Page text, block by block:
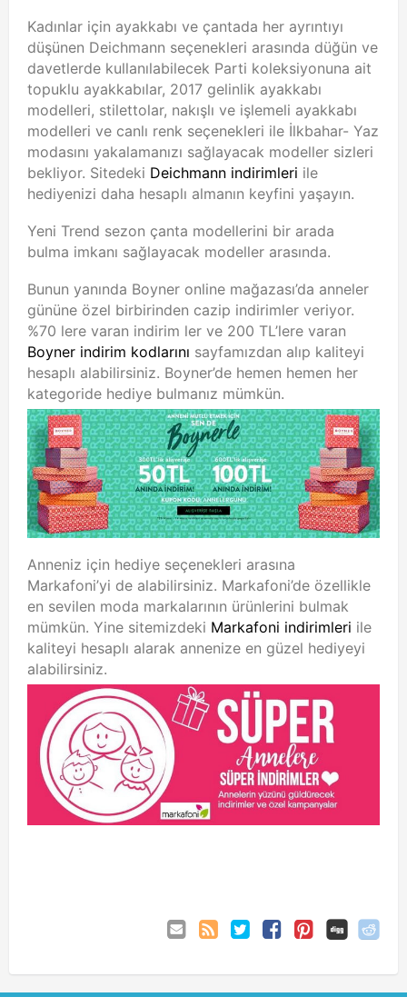
Kadınlar için ayakkabı ve çantada her ayrıntıyı
düşünen Deichmann seçenekleri arasında düğün ve
davetlerde kullanılabilecek Parti koleksiyonuna ait
topuklu ayakkabılar, 2017 gelinlik ayakkabı
modelleri, stilettolar, nakışlı ve işlemeli ayakkabı
modelleri ve canlı renk seçenekleri ile İlkbahar- Yaz
modasını yakalamanızı sağlayacak modeller sizleri
bekliyor. Sitedeki Deichmann indirimleri ile
hediyenizi daha hesaplı almanın keyfini yaşayın.
Yeni Trend sezon çanta modellerini bir arada
bulma imkanı sağlayacak modeller arasında.
Bunun yanında Boyner online mağazası’da anneler
gününe özel birbirinden cazip indirimler veriyor.
%70 lere varan indirim ler ve 200 TL’lere varan
Boyner indirim kodlarını sayfamızdan alıp kaliteyi
hesaplı alabilirsiniz. Boyner’de hemen hemen her
kategoride hediye bulmanız mümkün.
Anneniz için hediye seçenekleri arasına
Markafoni’yi de alabilirsiniz. Markafoni’de özellikle
en sevilen moda markalarının ürünlerini bulmak
mümkün. Yine sitemizdeki Markafoni indirimleri ile
kaliteyi hesaplı alarak annenize en güzel hediyeyi
alabilirsiniz.
ile
gönder
Comments
RSS